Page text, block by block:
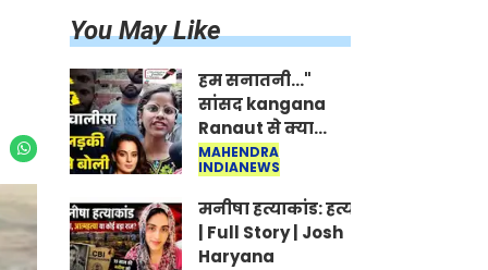
You May Like
हम सनातनी..."
सांसद kangana
Ranaut से क्या
बोली लड़की? Viral
Jantar-Mantar |
CJP protest
MAHENDRA
INDIANEWS
मनीषा हत्याकांड: हत्या, आत्महत्या या
| Full Story | Josh
Haryana